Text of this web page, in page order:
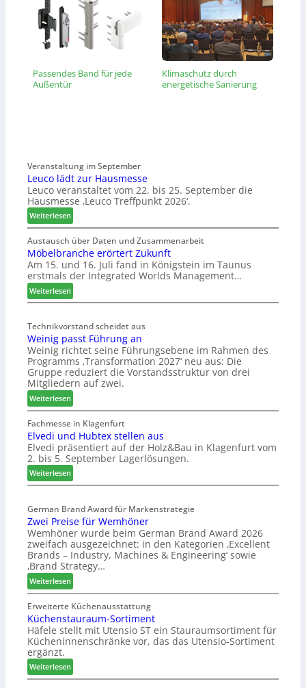
Passendes Band für jede
Außentür
Klimaschutz durch
energetische Sanierung
Veranstaltung im September
Leuco lädt zur Hausmesse
Leuco veranstaltet vom 22. bis 25. September die
Hausmesse ‚Leuco Treffpunkt 2026‘.
Weiterlesen:
L
e
u
c
o
ä
t
z
u
r
H
a
u
s
m
e
s
s
e
Austausch über Daten und Zusammenarbeit
Möbelbranche erörtert Zukunft
Am 15. und 16. Juli fand in Königstein im Taunus
erstmals der Integrated Worlds Management…
Weiterlesen:
M
b
e
l
b
r
a
n
c
h
e
e
r
ö
r
e
r
t
Z
u
k
u
n
f
t
Technikvorstand scheidet aus
Weinig passt Führung an
Weinig richtet seine Führungsebene im Rahmen des
Programms ‚Transformation 2027‘ neu aus: Die
Gruppe reduziert die Vorstandsstruktur von drei
Mitgliedern auf zwei.
Weiterlesen:
W
e
i
n
i
g
p
s
s
t
F
ü
h
r
u
n
g
a
n
Fachmesse in Klagenfurt
Elvedi und Hubtex stellen aus
Elvedi präsentiert auf der Holz&Bau in Klagenfurt vom
2. bis 5. September Lagerlösungen.
Weiterlesen:
E
v
e
d
i
u
n
d
H
u
b
t
e
x
s
t
German Brand Award für Markenstrategie
Zwei Preise für Wemhöner
Wemhöner wurde beim German Brand Award 2026
zweifach ausgezeichnet: in den Kategorien ‚Excellent
Brands – Industry, Machines & Engineering‘ sowie
‚Brand Strategy…
Weiterlesen:
Z
w
e
i
P
e
i
Erweiterte Küchenausstattung
Küchenstauraum-Sortiment
Häfele stellt mit Utensio ST ein Stauraumsortiment für
Kücheninnenschränke vor, das das Utensio-Sortiment
ergänzt.
Weiterlesen:
K